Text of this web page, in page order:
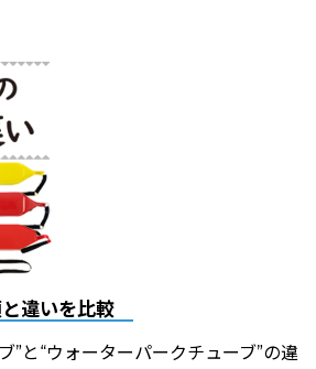
違いを比較
”と“ウォーターパークチューブ”の違